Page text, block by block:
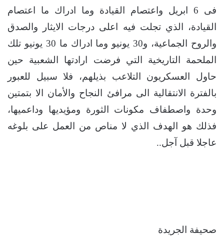
فى 6 ابريل واعتصام القيادة وما ادراك ما اعتصام
القيادة، الذي تجلت فيه اعلى درجات الايثار والصدق
والروح الجماعية، و30 يونيو وما ادراك ما 30 يونيو تلك
الملحمة التاريخية التي فرضت ارادتها الشعبية حين
حاول العسكريون التلاعب بذيلهم، فلا سبيل للعبور
بالفترة الانتقالية الى مرافئ النجاح والأمان الا بتمتين
وحدة واصطفاف مكونات الثورة ومؤيديها وداعميها،
فذلك هو الهدف الذي لا مناص من العمل على بلوغه
عاجلا قبل آجل..
صحيفة الجريدة